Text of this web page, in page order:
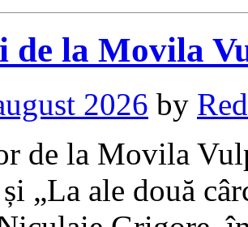
de la Movila
2026 by
de la Movila
și „La ale două